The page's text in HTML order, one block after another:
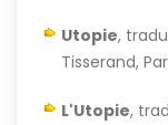
Utopie,
Tisserand,
L'Utopie,